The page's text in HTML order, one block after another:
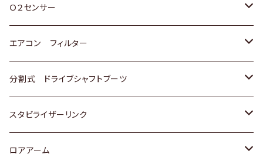
スバル
三菱
スバル
ダイハツ
マツダ
三菱
スバル
ダイハツ
三菱
スバル
ホンダ
スズキ
日産
いすゞ
ダイハツ
Ｏ２センサー
トヨタ
ホンダ
スズキ
日産
エアコン フィルター
トヨタ
ホンダ
スズキ
分割式 ドライブシャフトブーツ
トヨタ
ホンダ
スタビライザーリンク
トヨタ
ロアアーム